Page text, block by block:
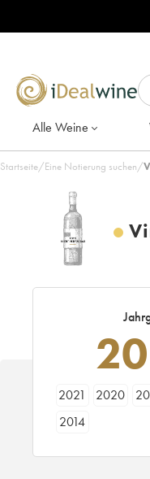
Alle Weine
Startseite/Eine Notierung suchen/
2021 2020
2014